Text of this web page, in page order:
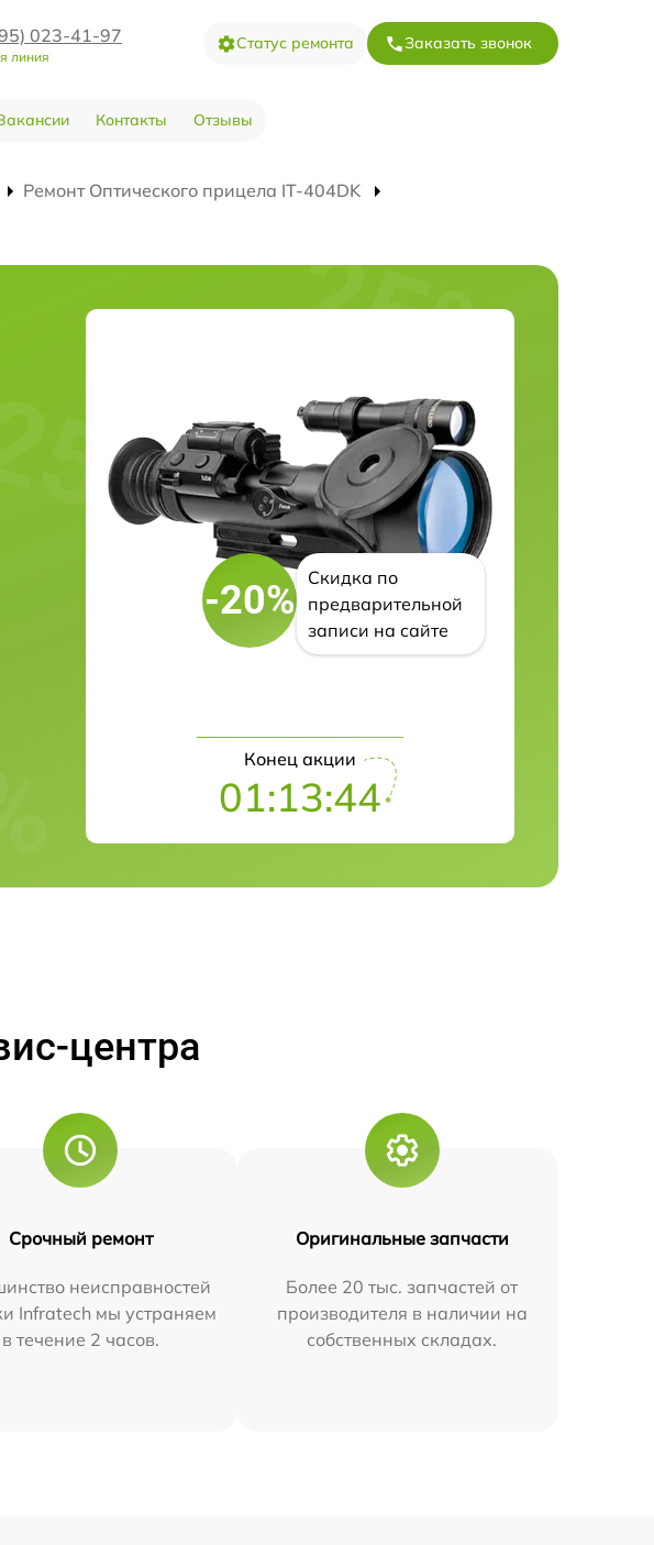
023-41-97
линия
Статус ремонта Заказать звонок
Контакты Отзывы
Ремонт Оптического прицела IT-404DK
-20%
Скидка по
предварительной
записи на сайте
Конец акции
01:13:43
центра
Срочный ремонт
неисправностей
Infratech мы устраняем
в течение 2 часов.
Оригинальные запчасти
Более 20 тыс. запчастей от
производителя в наличии на
собственных складах.